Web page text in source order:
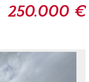
250.000 €